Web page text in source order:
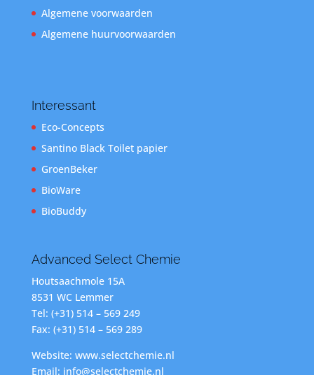
Algemene voorwaarden
Algemene huurvoorwaarden
Interessant
Eco-Concepts
Santino Black Toilet papier
GroenBeker
BioWare
BioBuddy
Advanced Select Chemie
Houtsaachmole 15A
8531 WC Lemmer
Tel: (+31) 514 – 569 249
Fax: (+31) 514 – 569 289
Website: www.selectchemie.nl
Email: info@selectchemie.nl